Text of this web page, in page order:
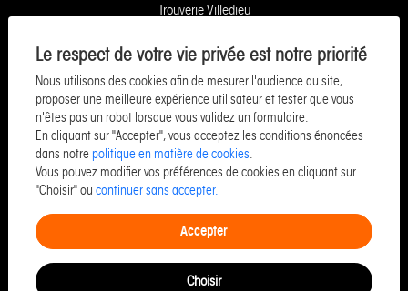
Le respect de votre vie privée est notre priorité
Nous utilisons des cookies afin de mesurer l'audience du site,
proposer une meilleure expérience utilisateur et tester que vous
n'êtes pas un robot lorsque vous validez un formulaire.
En cliquant sur "Accepter", vous acceptez les conditions énoncées
dans notre politique en matière de cookies.
Vous pouvez modifier vos préférences de cookies en cliquant sur
"Choisir" ou continuer sans accepter.
Accepter
Choisir
Trouverie Villedieu
Villers-Bocage
Yquelon Service Copropriété
Service Pozzo Financement
Service Pozzo Patrimoine
Service Pozzo Promotion
Service Pozzo Entreprise & Commerce